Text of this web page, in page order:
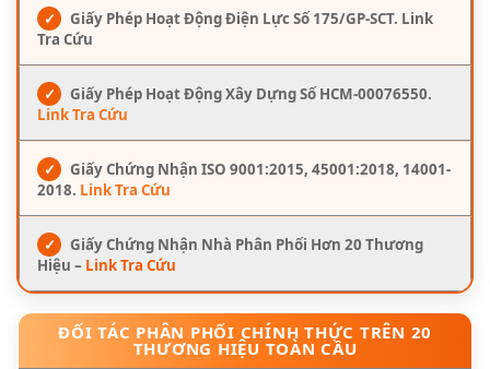
✓
Giấy Phép Hoạt Động Điện Lực Số 175/GP-SCT. Link
Tra Cứu
✓
Giấy Phép Hoạt Động Xây Dựng Số HCM-00076550.
Link Tra Cứu
✓
Giấy Chứng Nhận ISO 9001:2015, 45001:2018, 14001-
2018. Link Tra Cứu
✓
Giấy Chứng Nhận Nhà Phân Phối Hơn 20 Thương
Hiệu – Link Tra Cứu
ĐỐI TÁC PHÂN PHỐI CHÍNH THỨC TRÊN 20
THƯƠNG HIỆU TOÀN CẦU